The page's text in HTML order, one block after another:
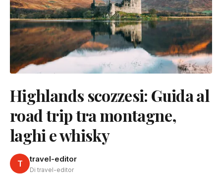
Highlands scozzesi: Guida al
road trip tra montagne,
laghi e whisky
T travel-editor
Di travel-editor